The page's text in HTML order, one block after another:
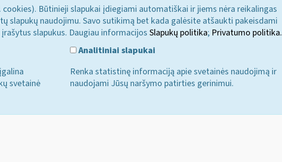
cookies). Būtinieji slapukai įdiegiami automatiškai ir jiems nėra reikalingas
slapukų naudojimu. Savo sutikimą bet kada galėsite atšaukti pakeisdami
slapukus. Daugiau informacijos Slapukų politika; Privatumo politika.
svetainė
Analitiniai slapukai
Renka statistinę informaciją apie svetainės naudojimą ir
naudojami Jūsų naršymo patirties gerinimui.